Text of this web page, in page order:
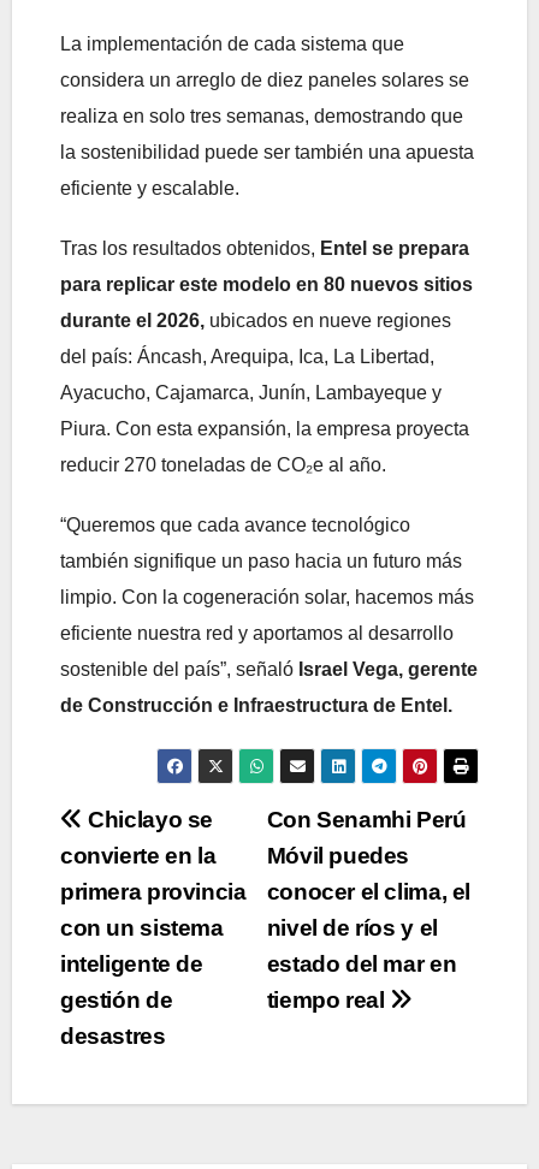
La implementación de cada sistema que
considera un arreglo de diez paneles solares se
realiza en solo tres semanas, demostrando que
la sostenibilidad puede ser también una apuesta
eficiente y escalable.
Tras los resultados obtenidos, Entel se prepara
para replicar este modelo en 80 nuevos sitios
durante el 2026, ubicados en nueve regiones
del país: Áncash, Arequipa, Ica, La Libertad,
Ayacucho, Cajamarca, Junín, Lambayeque y
Piura. Con esta expansión, la empresa proyecta
reducir 270 toneladas de CO₂e al año.
“Queremos que cada avance tecnológico
también signifique un paso hacia un futuro más
limpio. Con la cogeneración solar, hacemos más
eficiente nuestra red y aportamos al desarrollo
sostenible del país”, señaló Israel Vega, gerente
de Construcción e Infraestructura de Entel.
Navegación
de
entradas
Con Senamhi Perú
Móvil puedes
conocer el clima, el
nivel de ríos y el
estado del mar en
tiempo real
Chiclayo se
convierte en la
primera provincia
con un sistema
inteligente de
gestión de
desastres